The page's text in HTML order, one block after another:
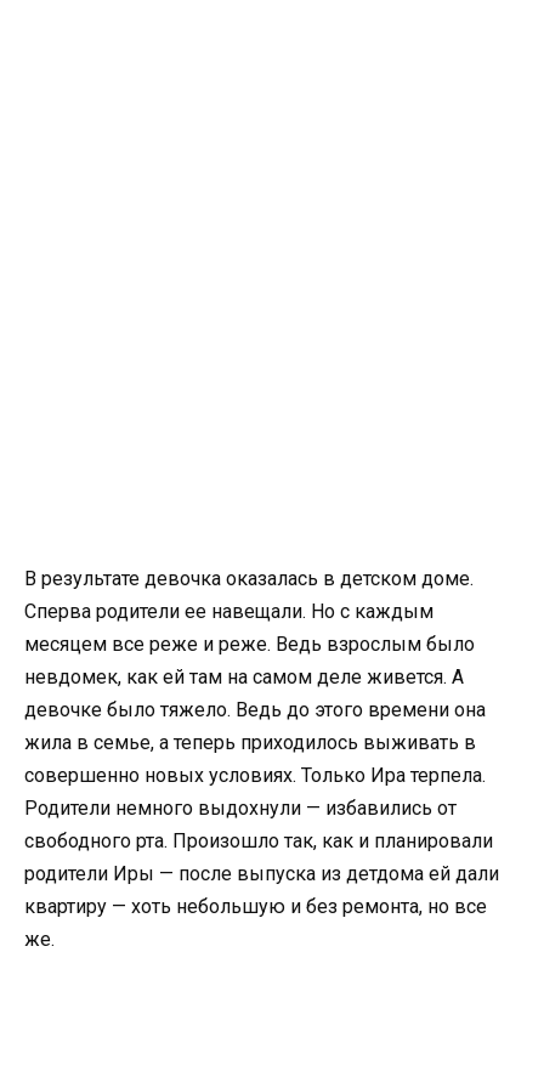
В результате девочка оказалась в детском доме.
Сперва родители ее навещали. Но с каждым
месяцем все реже и реже. Ведь взрослым было
невдомек, как ей там на самом деле живется. А
девочке было тяжело. Ведь до этого времени она
жила в семье, а теперь приходилось выживать в
совершенно новых условиях. Только Ира терпела.
Родители немного выдохнули — избавились от
свободного рта. Произошло так, как и планировали
родители Иры — после выпуска из детдома ей дали
квартиру — хоть небольшую и без ремонта, но все
же.